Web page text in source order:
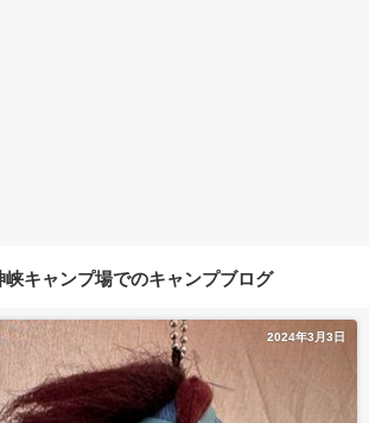
峡キャンプ場でのキャンプブログ
2024年3月3日